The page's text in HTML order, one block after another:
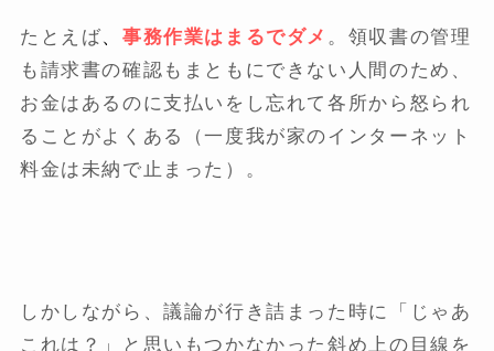
たとえば、 事務作業はまるでダメ 。領収書の管理
も請求書の確認もまともにできない人間のため、
お金はあるのに支払いをし忘れて各所から怒られ
ることがよくある（一度我が家のインターネット
料金は未納で止まった）。
しかしながら、議論が行き詰まった時に「じゃあ
これは？」と思いもつかなかった斜め上の目線を